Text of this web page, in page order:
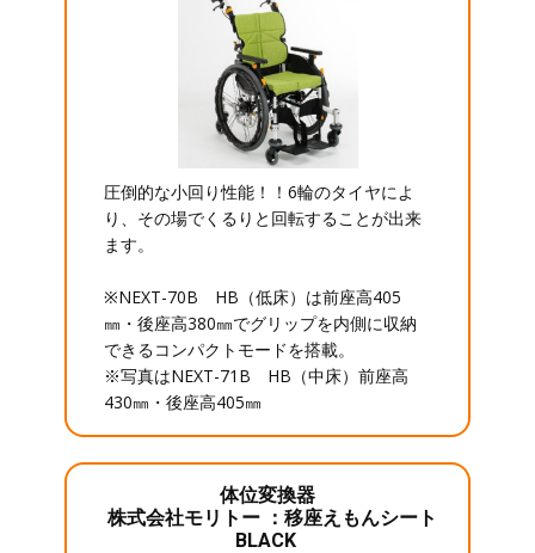
圧倒的な小回り性能！！6輪のタイヤによ
り、その場でくるりと回転することが出来
ます。
※NEXT-70B HB（低床）は前座高405
㎜・後座高380㎜でグリップを内側に収納
できるコンパクトモードを搭載。
※写真はNEXT-71B HB（中床）前座高
430㎜・後座高405㎜
体位変換器
株式会社モリトー ：移座えもんシート
BLACK